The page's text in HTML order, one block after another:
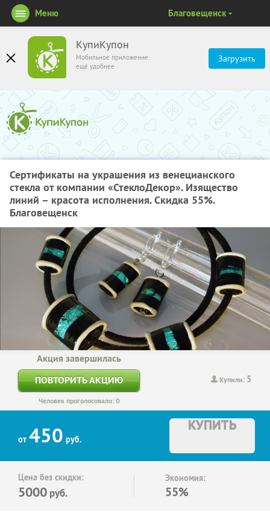
КупиКупон
Мобильное приложение
ещё удобнее
Загрузить
Меню Благовещенск
Сертификаты на украшения из венецианского
стекла от компании «СтеклоДекор». Изящество
линий – красота исполнения. Скидка 55%.
Благовещенск
Купили: 5
Акция завершилась
ПОВТОРИТЬ АКЦИЮ
Человек проголосовало: 0
от 450 руб.
КУПИТЬ
Цена без скидки:
5000 руб.
Экономия:
55%